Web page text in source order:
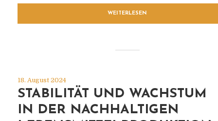
WEITERLESEN
18. August 2024
STABILITÄT UND WACHSTUM
IN DER NACHHALTIGEN